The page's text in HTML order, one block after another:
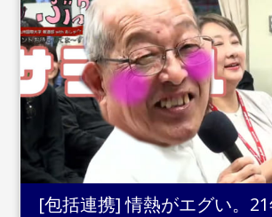
...続きを読む
[包括連携] 情熱がエグい。21